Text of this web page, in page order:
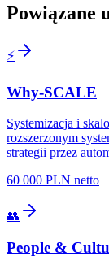
Powiązane
⚡
Why-SCALE
Systemizacja i
rozszerzonym
strategii przez
60 000 PLN netto
👥
People &